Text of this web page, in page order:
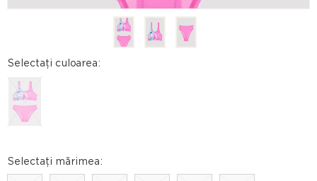
Selectați culoarea:
Selectați mărimea: